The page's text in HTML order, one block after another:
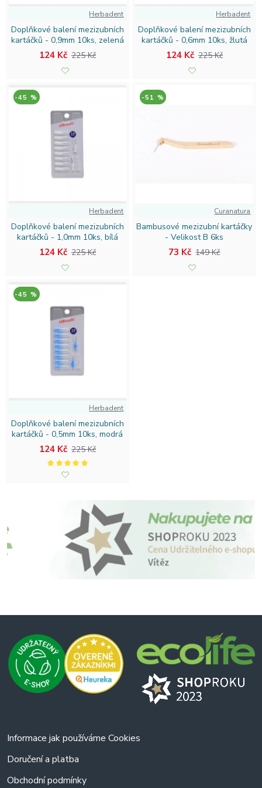
Herbadent
Doplňkové balení mezizubních
kartáčků - 0,9mm 10ks, zelená
124 Kč 225 Kč
Herbadent
Doplňkové balení mezizubních
kartáčků - 0,6mm 10ks, žlutá
124 Kč 225 Kč
-45 %
Herbadent
Doplňkové balení mezizubních
kartáčků - 1,0mm 10ks, bílá
124 Kč 225 Kč
-51 %
Curanatura
Bambusové mezizubní kartáčky
- Velikost B 6ks
73 Kč 149 Kč
-45 %
Herbadent
Doplňkové balení mezizubních
kartáčků - 0,5mm 10ks, modrá
124 Kč 225 Kč
Informace jak používáme Cookies
Doručení a platba
Obchodní podmínky